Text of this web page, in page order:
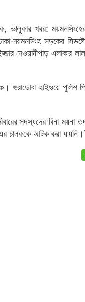
ভালুকার খবর:
ময়মনসিংহ সড়কের
দেওয়ানীপাড় এলাকার
ভরাডোবা হাইওয়ে
সদস্যদের বিনা ময়না
চালককে আটক করা যায়নি।’